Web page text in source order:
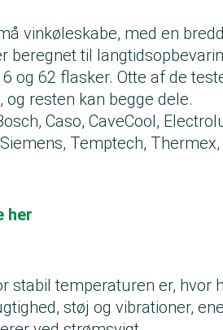
vinkøleskabe, med en
beregnet til
og 62 flasker. Otte af de
resten kan begge dele.
Caso, CaveCool,
Temptech,
her
stabil temperaturen er, hvor
støj og vibrationer,